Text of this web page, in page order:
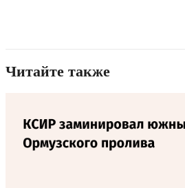
Читайте также